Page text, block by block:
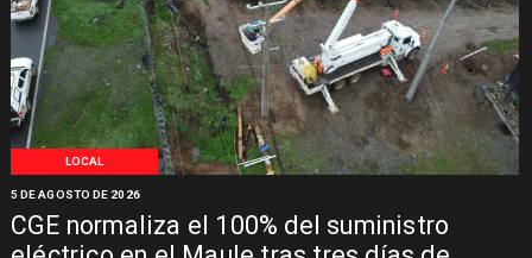
LOCAL
CGE normaliza el 100% del suministro
5 DE AGOSTO DE 2026